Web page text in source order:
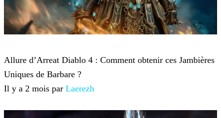
Allure d’Arreat Diablo 4 : Comment obtenir ces Jambières
Uniques de Barbare ?
Il y a 2 mois par Laerezh